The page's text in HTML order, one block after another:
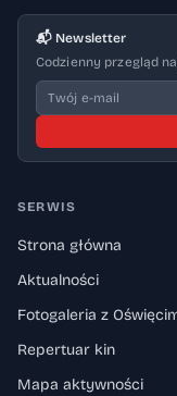
📬 Newsletter
Codzienny przegląd
SERWIS
Strona główna
Aktualności
Fotogaleria z
Repertuar kin
Mapa aktywności